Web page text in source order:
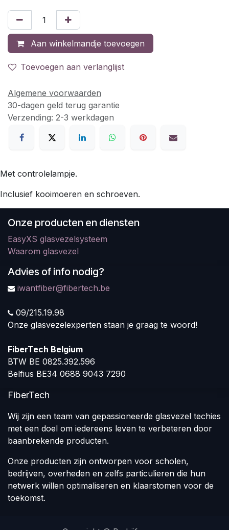
Aan winkelmandje toevoegen
Toevoegen aan verlanglijst
Algemene voorwaarden
30-dagen geld terug garantie
Verzending: 2-3 werkdagen
Met controlelampje.
Inclusief kooimoeren en schroeven.
Onze producten en diensten
EasyXS glasvezelsysteem
Waarom glasvezel
Advies of info nodig?
iwantfiber@fibertech.be
09/215.19.98
Onze glasvezelexperten staan je graag te woord!
FiberTech Belgium
BTW BE 0825.392.596
Belfius BE34 0688 9043 7290
FiberTech
Wij zijn een team van gepassioneerde glasvezel techies
met een doel om iedereens leven te verbeteren door
baanbrekende producten.
Onze producten zijn ontworpen voor scholen,
bedrijven, overheden en zelfs particulieren die hun
netwerk willen optimaliseren en klaarstomen voor de
toekomst.